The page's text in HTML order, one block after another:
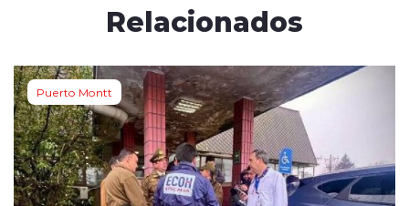
Relacionados
Puerto Montt